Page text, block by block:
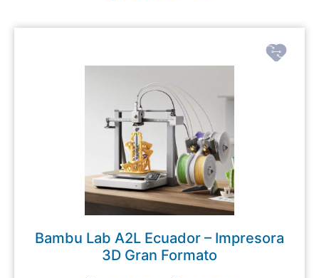
Bambu Lab A2L Ecuador – Impresora
3D Gran Formato